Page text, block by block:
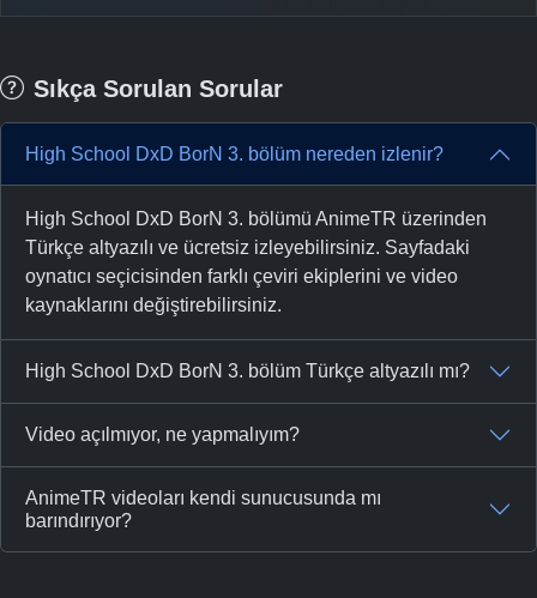
Sıkça Sorulan Sorular
High School DxD BorN 3. bölüm nereden izlenir?
High School DxD BorN 3. bölümü AnimeTR üzerinden
Türkçe altyazılı ve ücretsiz izleyebilirsiniz. Sayfadaki
oynatıcı seçicisinden farklı çeviri ekiplerini ve video
kaynaklarını değiştirebilirsiniz.
High School DxD BorN 3. bölüm Türkçe altyazılı mı?
Video açılmıyor, ne yapmalıyım?
AnimeTR videoları kendi sunucusunda mı
barındırıyor?